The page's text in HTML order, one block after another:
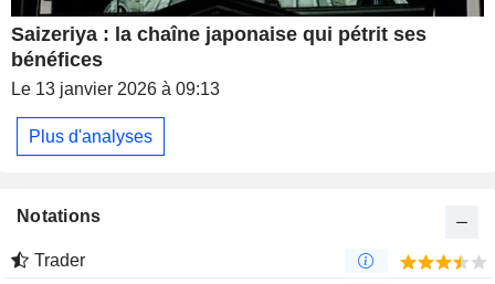
Saizeriya : la chaîne japonaise qui pétrit ses
bénéfices
Le 13 janvier 2026 à 09:13
Plus d'analyses
Notations
Trader